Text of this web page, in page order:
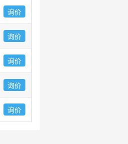
询价
询价
询价
询价
询价